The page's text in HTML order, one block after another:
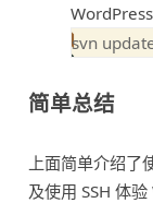
WordPress
简单总结
上面简单介绍了
及使用 SSH 体